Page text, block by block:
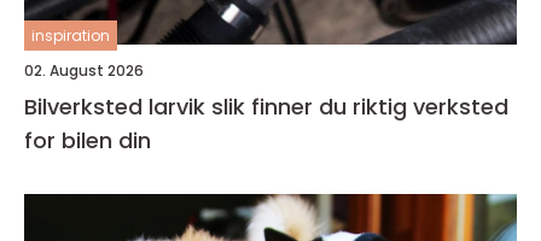
inspiration
02. August 2026
Bilverksted larvik slik finner du riktig verksted
for bilen din